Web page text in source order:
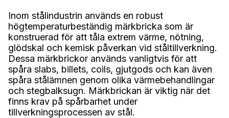
Inom stålindustrin används en robust
högtemperaturbeständig märkbricka som är
konstruerad för att tåla extrem värme, nötning,
glödskal och kemisk påverkan vid ståltillverkning.
Dessa märkbrickor används vanligtvis för att
spåra slabs, billets, coils, gjutgods och kan även
spåra stålämnen genom olika värmebehandlingar
och stegbalksugn. Märkbrickan är viktig när det
finns krav på spårbarhet under
tillverkningsprocessen av stål.